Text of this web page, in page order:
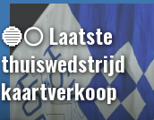
🔵⚪️ Laatste
thuiswedstrijd
kaartverkoop